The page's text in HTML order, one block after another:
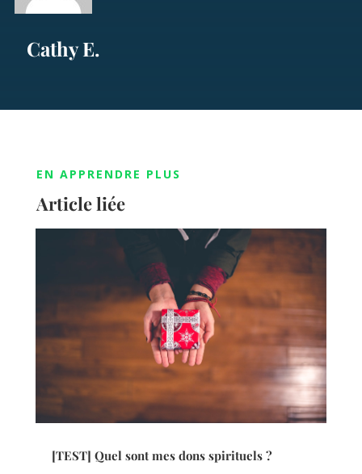
Cathy E.
EN APPRENDRE PLUS
Article liée
[TEST] Quel sont mes dons spirituels ?